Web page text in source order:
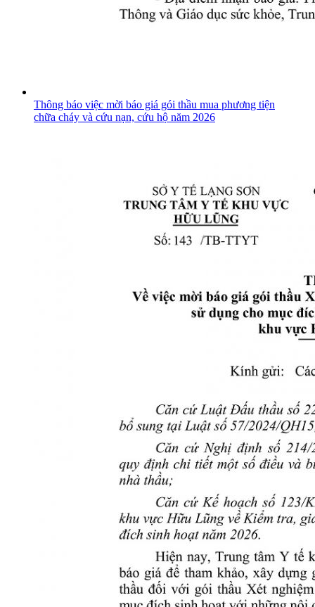
Thông báo việc mời báo giá gói thầu mua phương tiện
chữa cháy và cứu nạn, cứu hộ năm 2026